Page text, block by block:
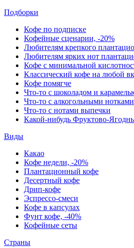
Подборки
Кофе по подписке
Кофейные сценарии, -20%
Любителям крепкого
Любителям ярких нот
Кофе с минимальной
Классический кофе на любой
Кофе помягче
Что-то с шоколадом и
Что-то с алкогольными нотками
Что-то с нотами выпечки
Какой-нибудь Фруктово-
Виды
Какао
Кофе недели, -20%
Плантационный кофе
Десертный кофе
Дрип-кофе
Эспрессо-смеси
Кофе в капсулах
Фунт кофе, -40%
Кофейные сеты
Страны